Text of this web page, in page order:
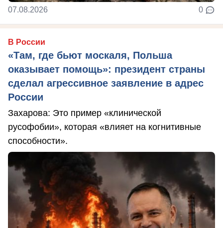
07.08.2026 0
В России
«Там, где бьют москаля, Польша
оказывает помощь»: президент страны
сделал агрессивное заявление в адрес
России
Захарова: Это пример «клинической
русофобии», которая «влияет на когнитивные
способности».